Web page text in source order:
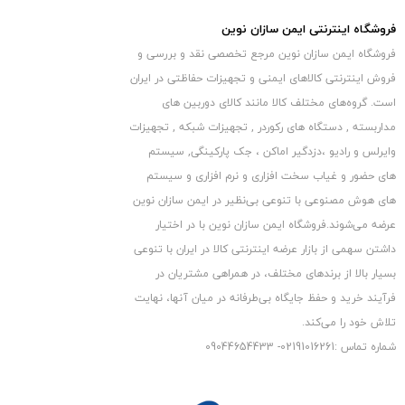
سقف و سطوح صاف نصب شود. طراحی پایه ی
مفصلی قدرتمند نیز خیال شما را از بابت حفظ موقعیت فکیس شده بر
روی محل نصب راحت و امکان حرکتی زیادی
را به طرفین برای شما فراهم می کند.
ابعاد این دوربین مداربسته۹۴٫۸ ۲۷۳٫۳ x 94.8 x
۱۱۲۰ گرم است و بدنه اش از جنس فلز می باشد.
فروشگاه اینترنتی ایمن سازان نوین
فروشگاه ایمن سازان نوین مرجع تخصصی نقد و بررسی و
فروش اینترنتی کالاهای ایمنی و تجهیزات حفاظتی در ایران
است. گروه‏‏‌های مختلف کالا مانند کالای دوربین های
مداربسته , دستگاه های رکوردر , تجهیزات شبکه , تجهیزات
وایرلس و رادیو ،دزدگیر اماکن ، جک پارکینگی, سیستم
های حضور و غیاب سخت افزاری و نرم افزاری و سیستم
های هوش مصنوعی با تنوعی بی‌نظیر در ایمن سازان نوین
عرضه می‏‏‏‌شوند.فروشگاه ایمن سازان نوین با در اختیار
داشتن سهمی از بازار عرضه اینترنتی کالا در ایران با تنوعی
بسیار بالا از برندهای مختلف، در همراهی مشتریان در
فرآیند خرید و حفظ جایگاه بی‏‏‏‌طرفانه در میان آنها، نهایت
تلاش خود را می‌‏‏کند.
شماره تماس :02191016261- 09044654433